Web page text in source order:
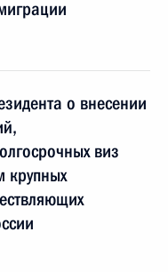
о внесении
виз
крупных